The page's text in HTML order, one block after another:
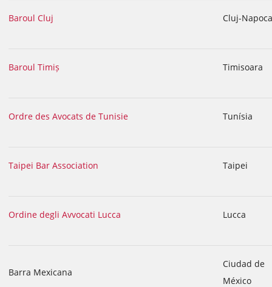
Baroul Cluj Cluj-Napoca
Baroul Timiș Timisoara
Ordre des Avocats de Tunisie Tunísia
Taipei Bar Association Taipei
Ordine degli Avvocati Lucca Lucca
Barra Mexicana
Ciudad de
México